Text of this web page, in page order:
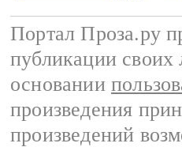
Портал Проза.ру
публикации своих
основании
произведения
произведений